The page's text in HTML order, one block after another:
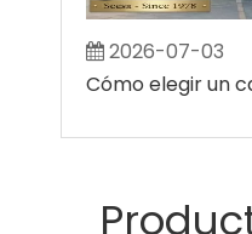
2026-07-03